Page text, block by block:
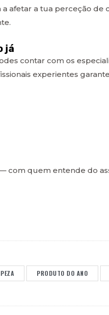
afetar a tua perceção de
já
contar com os
experientes
com quem entende do
PRODUTO DO ANO